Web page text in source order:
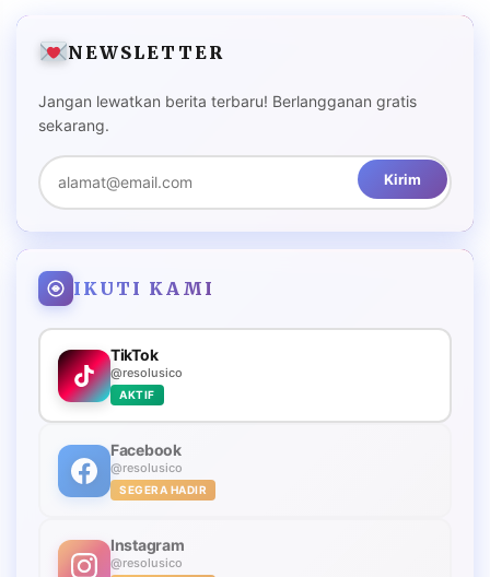
NEWSLETTER
Jangan lewatkan berita terbaru! Berlangganan gratis
sekarang.
Kirim
IKUTI KAMI
TikTok
@resolusico
AKTIF
Facebook
@resolusico
SEGERA HADIR
Instagram
@resolusico